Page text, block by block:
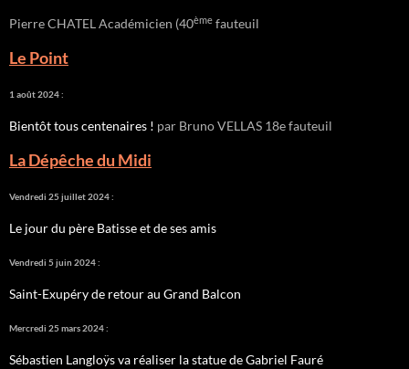
Pierre CHATEL Académicien (40ème fauteuil
Le Point
1 août 2024 :
Bientôt tous centenaires ! par Bruno VELLAS 18e fauteuil
La Dépêche du Midi
Vendredi 25 juillet 2024 :
Le jour du père Batisse et de ses amis
Vendredi 5 juin 2024 :
Saint-Exupéry de retour au Grand Balcon
Mercredi 25 mars 2024 :
Sébastien Langloÿs va réaliser la statue de Gabriel Fauré